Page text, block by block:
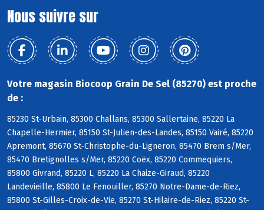
Nous suivre sur
Votre magasin Biocoop Grain De Sel (85270) est proche
de :
85230 St-Urbain, 85300 Challans, 85300 Sallertaine, 85220 La
Chapelle-Hermier, 85150 St-Julien-des-Landes, 85150 Vairé, 85220
Apremont, 85670 St-Christophe-du-Ligneron, 85470 Brem s/Mer,
85470 Bretignolles s/Mer, 85220 Coëx, 85220 Commequiers,
85800 Givrand, 85220 L, 85220 La Chaize-Giraud, 85220
Landevieille, 85800 Le Fenouiller, 85270 Notre-Dame-de-Riez,
85800 St-Gilles-Croix-de-Vie, 85270 St-Hilaire-de-Riez, 85220 St-